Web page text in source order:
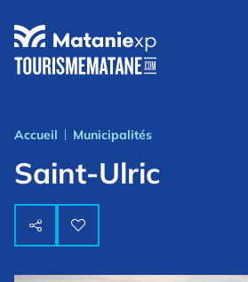
Accueil Municipalités
Saint-Ulric
 